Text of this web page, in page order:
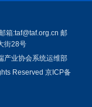
箱:taf@taf.org.cn 邮
街28号
产业协会系统运维部
Reserved 京ICP备